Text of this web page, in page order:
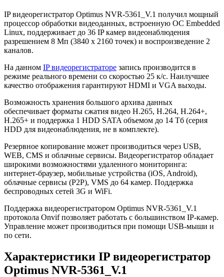
IP видеорегистратор Optimus NVR-5361_V.1 получил мощный
процессор обработки видеоданных, встроенную ОС Embedded
Linux, поддерживает до 36 IP камер видеонаблюдения
разрешением 8 Мп (3840 х 2160 точек) и воспроизведение 2
каналов.
На данном IP видеорегистраторе запись производится в
режиме реального времени со скоростью 25 к/с. Наилучшее
качество отображения гарантируют HDMI и VGA выходы.
Возможность хранения большого архива данных
обеспечивает форматы сжатия видео H.265, H.264, H.264+,
H.265+ и поддержка 1 HDD SATA объемом до 14 Тб (серия
HDD для видеонаблюдения, не в комплекте).
Резервное копирование может производиться через USB,
WEB, CMS и облачные сервисы. Видеорегистратор обладает
широкими возможностями удаленного мониторинга:
интернет-браузер, мобильные устройства (iOS, Android),
облачные сервисы (P2P), VMS до 64 камер. Поддержка
беспроводных сетей 3G и WiFi.
Поддержка видеорегистратором Optimus NVR-5361_V.1
протокола Onvif позволяет работать с большинством IP-камер.
Управление может производиться при помощи USB-мыши и
по сети.
Характеристики IP видеорегистратор
Optimus NVR-5361_V.1